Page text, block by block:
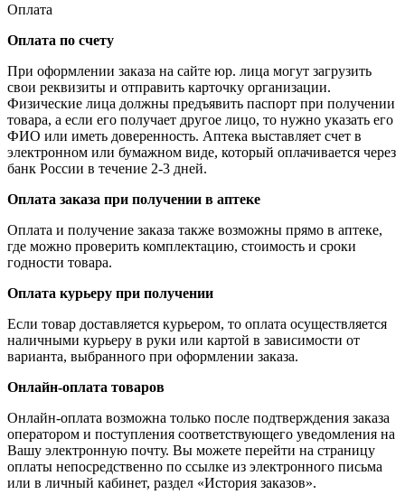
Оплата
Оплата по счету
При оформлении заказа на сайте юр. лица могут загрузить
свои реквизиты и отправить карточку организации.
Физические лица должны предъявить паспорт при получении
товара, а если его получает другое лицо, то нужно указать его
ФИО или иметь доверенность. Аптека выставляет счет в
электронном или бумажном виде, который оплачивается через
банк России в течение 2-3 дней.
Оплата заказа при получении в аптеке
Оплата и получение заказа также возможны прямо в аптеке,
где можно проверить комплектацию, стоимость и сроки
годности товара.
Оплата курьеру при получении
Если товар доставляется курьером, то оплата осуществляется
наличными курьеру в руки или картой в зависимости от
варианта, выбранного при оформлении заказа.
Онлайн-оплата товаров
Онлайн-оплата возможна только после подтверждения заказа
оператором и поступления соответствующего уведомления на
Вашу электронную почту. Вы можете перейти на страницу
оплаты непосредственно по ссылке из электронного письма
или в личный кабинет, раздел «История заказов».